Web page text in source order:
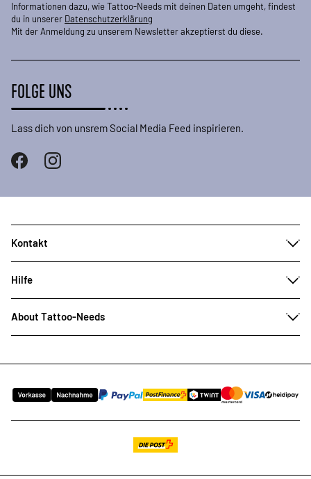
Informationen dazu, wie Tattoo-Needs mit deinen Daten umgeht, findest
du in unserer Datenschutzerklärung
Mit der Anmeldung zu unserem Newsletter akzeptierst du diese.
FOLGE UNS
Lass dich von unsrem Social Media Feed inspirieren.
Kontakt
Hilfe
About Tattoo-Needs